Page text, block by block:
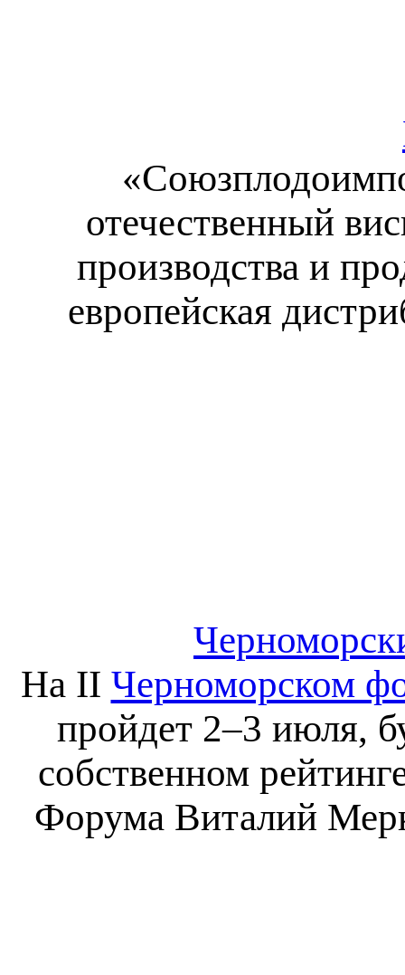
отечественный
производства и
европейская
На II Черноморском
пройдет 2–3 июля,
собственном
Форума Виталий